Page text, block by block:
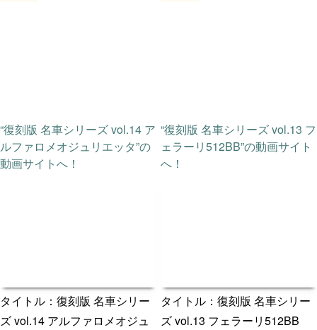
“復刻版 名車シリーズ vol.14 ア
ルファロメオジュリエッタ”の
動画サイトへ！
タイトル：復刻版 名車シリー
ズ vol.14 アルファロメオジュ
“復刻版 名車シリーズ vol.13 フ
ェラーリ512BB”の動画サイト
へ！
タイトル：復刻版 名車シリー
ズ vol.13 フェラーリ512BB